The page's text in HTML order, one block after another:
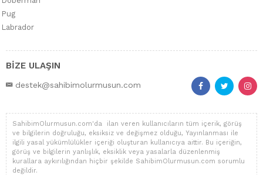
Pug
Labrador
BİZE ULAŞIN
destek@sahibimolurmusun.com
SahibimOlurmusun.com'da ilan veren kullanıcıların tüm içerik, görüş
ve bilgilerin doğruluğu, eksiksiz ve değişmez olduğu, Yayınlanması ile
ilgili yasal yükümlülükler içeriği oluşturan kullanıcıya aittir. Bu içeriğin,
görüş ve bilgilerin yanlışlık, eksiklik veya yasalarla düzenlenmiş
kurallara aykırılığından hiçbir şekilde SahibimOlurmusun.com sorumlu
değildir.